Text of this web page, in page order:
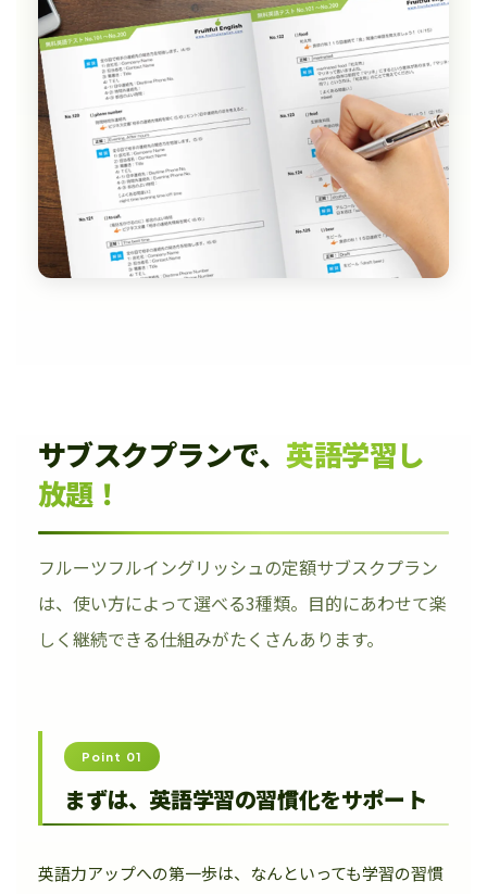
サブスクプランで、 英語学習し
放題！
フルーツフルイングリッシュの定額サブスクプラン
は、使い方によって選べる3種類。目的にあわせて楽
しく継続できる仕組みがたくさんあります。
Point 01
まずは、英語学習の習慣化をサポート
英語力アップへの第一歩は、なんといっても学習の習慣